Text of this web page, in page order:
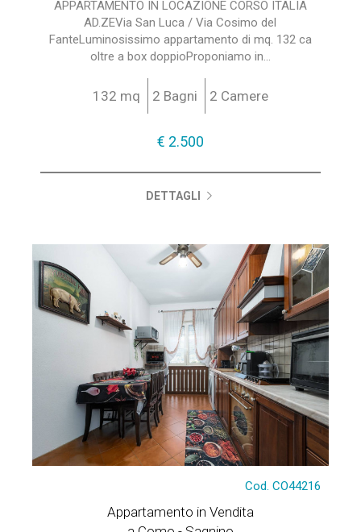
APPARTAMENTO IN LOCAZIONE CORSO ITALIA
AD.ZEVia San Luca / Via Cosimo del
FanteLuminosissimo appartamento di mq. 132 ca
oltre a box doppioProponiamo in...
132 mq 2 Bagni 2 Camere
€ 2.500
DETTAGLI
Cod. CO44216
Appartamento in Vendita